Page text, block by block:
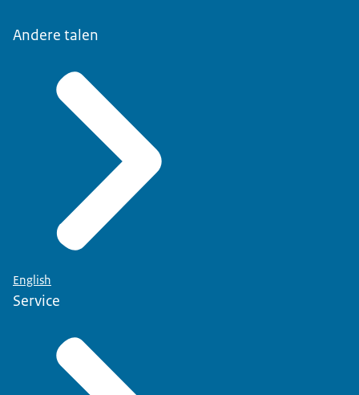
Andere talen
English
Service